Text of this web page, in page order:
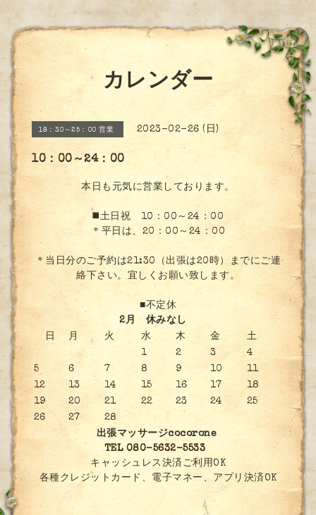
カレンダー
18：30～25：00 営業 2023-02-26 (日)
10：00～24：00
本日も元気に営業しております。
◼️土日祝 10：00～24：00
＊平日は、20：00～24：00
＊当日分のご予約は21:30（出張は20時）までにご連
絡下さい。宜しくお願い致します。
■不定休
2月 休みなし
日
月 火 水 木 金
土
1
2 3
4
5
6 7 8 9 10
11
12
13 14 15 16 17
18
19
20 21 22 23 24
25
26
27
28
出張マッサージcocorone
TEL 080-5632-5533
キャッシュレス決済ご利用OK
各種クレジットカード、電子マネー、アプリ決済OK